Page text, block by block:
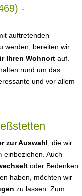
-
auftretenden
werden, bereiten wir
Ihren Wohnort auf.
rund um das
und vor allem
zur Auswahl , die wir
einbeziehen. Auch
oder Bedenken
haben, möchten wir
zu lassen. Zum